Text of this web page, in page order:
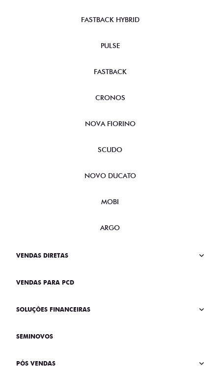
FASTBACK HYBRID
PULSE
FASTBACK
CRONOS
NOVA FIORINO
SCUDO
NOVO DUCATO
MOBI
ARGO
VENDAS DIRETAS
VENDAS PARA PCD
SOLUÇÕES FINANCEIRAS
SEMINOVOS
PÓS VENDAS